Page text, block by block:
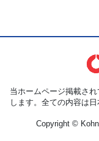
当ホームページ掲載さ
します。全ての内容は
Copyright ©